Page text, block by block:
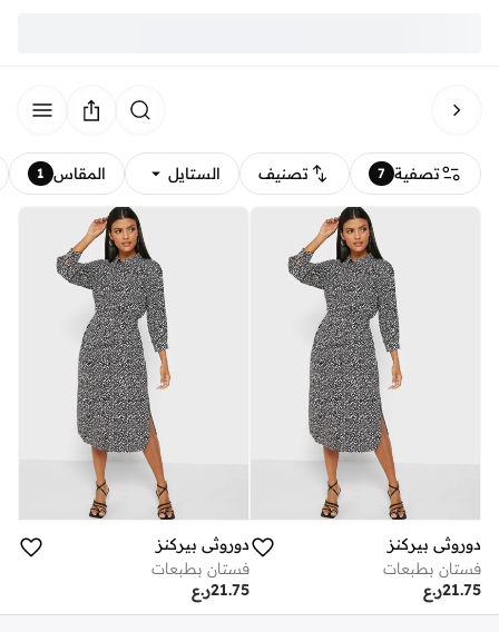
تصفية 7 تصنيف الستايل المقاس 1
دوروثي بيركنز
فستان بطبعات
ر.ع21.75
دوروثي بيركنز
فستان بطبعات
ر.ع21.75